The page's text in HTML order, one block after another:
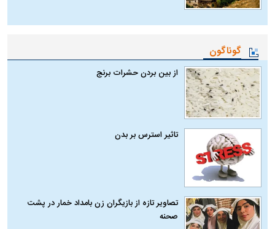
گوناگون
از بین بردن حشرات برنج
تاثیر استرس بر بدن
تصاویر تازه از بازیگران زن بامداد خمار در پشت
صحنه